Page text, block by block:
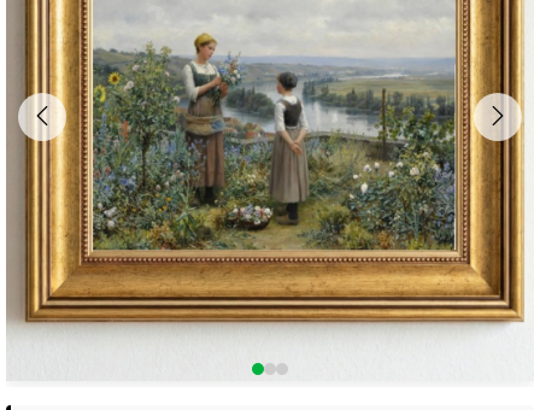
UM ATELIÊ 100% FINE ART
Trazemos a imponência dasmaiores obras de arte do mundo para o
alto padrão da sua casa. Nosso acervo reúne a genialidade degrandes
pintores renomados, resgatandoartes reaise o requinte inconfundível
das obras doséculo XIX. Produção artesanal emCanvas 100% Algodão
,
molduras emMadeira Maciçae impressão comPigmentação Mineral
QUALIDADE DE MUSEU GARANTIA ETERNA
Curadoria das Campanhas
A seleção de obras-primas apresentadas em nossos vídeos nas redes
sociais, reunidas aqui para sua apreciação.